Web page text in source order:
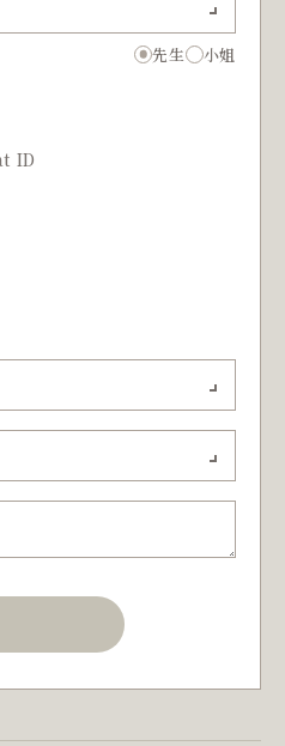
先生 小姐